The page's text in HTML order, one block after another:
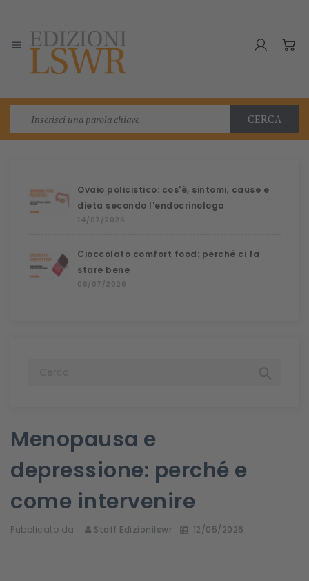

CERCA
Ovaio policistico: cos'è, sintomi, cause e
dieta secondo l'endocrinologa
14/07/2026
Cioccolato comfort food: perché ci fa
stare bene
08/07/2026
Menopausa e
depressione: perché e
come intervenire
Pubblicato da Staff Edizionilswr 12/05/2026